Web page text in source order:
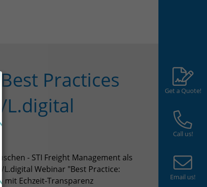
Get a Quote!
Call us!
Email us!
Practices
- STI Freight Management als
Webinar "Best Practice:
mit Echzeit-Transparenz